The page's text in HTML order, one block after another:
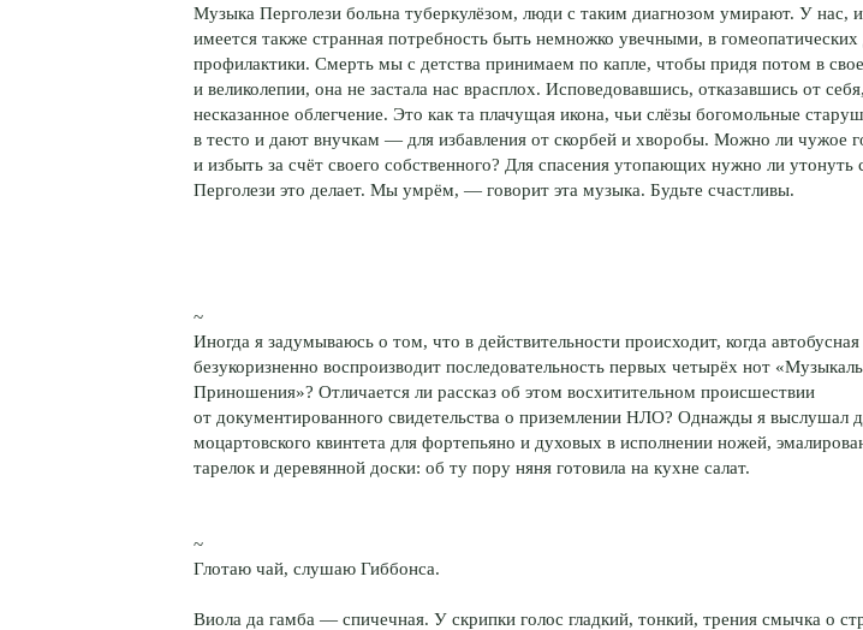
Музыка Перголези больна туберкулёзом, люди с таким диагнозом умирают. У
имеется также странная потребность быть немножко увечными, в
профилактики. Смерть мы с детства принимаем по капле, чтобы придя потом в
и великолепии, она не застала нас врасплох. Исповедовавшись, отказавшись от
несказанное облегчение. Это как та плачущая икона, чьи слёзы богомольные
в тесто и дают внучкам — для избавления от скорбей и хворобы. Можно ли чужое
и избыть за счёт своего собственного? Для спасения утопающих нужно ли утонуть
Перголези это делает. Мы умрём, — говорит эта музыка. Будьте счастливы.
~
Иногда я задумываюсь о том, что в действительности происходит, когда автобусная
безукоризненно воспроизводит последовательность первых четырёх нот
Приношения»? Отличается ли рассказ об этом восхитительном происшествии
от документированного свидетельства о приземлении НЛО? Однажды я выслушал
моцартовского квинтета для фортепьяно и духовых в исполнении ножей,
тарелок и деревянной доски: об ту пору няня готовила на кухне салат.
~
Глотаю чай, слушаю Гиббонса.
Виола да гамба — спичечная. У скрипки голос гладкий, тонкий, трения смычка о